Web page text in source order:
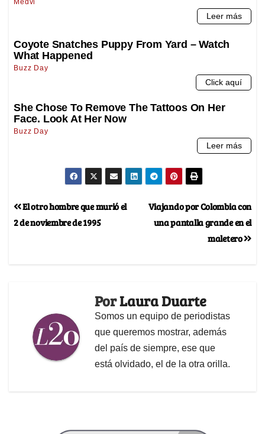
Viajando por Colombia con
una pantalla grande en el
maletero
El otro hombre que murió el
2 de noviembre de 1995
PorLaura Duarte
Somos un equipo de periodistas
que queremos mostrar, además
del país de siempre, ese que
está olvidado, el de la otra orilla.